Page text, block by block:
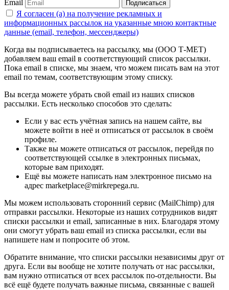
Email
Подписаться
Я согласен (а) на получение рекламных и
информационных рассылок на указанные мною контактные
данные (email, телефон, мессенджеры)
Когда вы подписываетесь на рассылку, мы (ООО Т-МЕТ)
добавляем ваш email в соответствующий список рассылки.
Пока email в списке, мы знаем, что можем писать вам на этот
email по темам, соответствующим этому списку.
Вы всегда можете убрать свой email из наших списков
рассылки. Есть несколько способов это сделать:
Если у вас есть учётная запись на нашем сайте, вы
можете войти в неё и отписаться от рассылок в своём
профиле.
Также вы можете отписаться от рассылок, перейдя по
соответствующей ссылке в электронных письмах,
которые вам приходят.
Ещё вы можете написать нам электронное письмо на
адрес marketplace@mirkrepega.ru.
Мы можем использовать сторонний сервис (MailChimp) для
отправки рассылки. Некоторые из наших сотрудников видят
списки рассылки и email, записанные в них. Благодаря этому
они смогут убрать ваш email из списка рассылки, если вы
напишете нам и попросите об этом.
Обратите внимание, что списки рассылки независимы друг от
друга. Если вы вообще не хотите получать от нас рассылки,
вам нужно отписаться от всех рассылок по-отдельности. Вы
всё ещё будете получать важные письма, связанные с вашей